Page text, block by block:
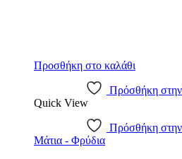
Προσθήκη στο καλάθι
Πρόσθήκη στην
Quick View
Πρόσθήκη στην
Μάτια - Φρύδια